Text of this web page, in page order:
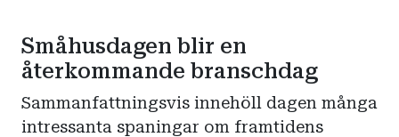
Småhusdagen blir en
återkommande branschdag
Sammanfattningsvis innehöll dagen många
intressanta spaningar om framtidens